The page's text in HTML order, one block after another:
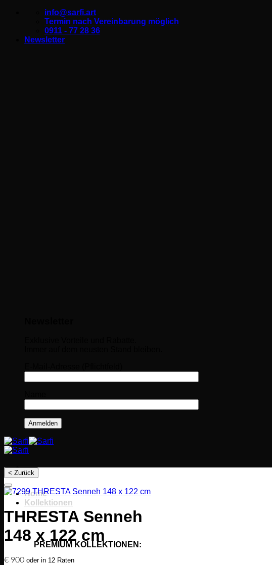
info@sarfi.art
Termin nach Vereinbarung möglich
0911 - 77 28 36
Newsletter
Home
Kollektionen
PREMIUM KOLLEKTIONEN:
< Zurück
THRESTA Senneh
148 x 122 cm
€ 900 oder in 12 Raten